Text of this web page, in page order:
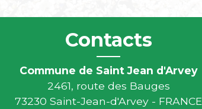
Contacts
Commune de Saint Jean d'Arvey
2461, route des Bauges
73230 Saint-Jean-d'Arvey - FRANCE